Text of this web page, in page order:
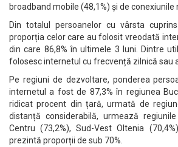
broadband mobile (48,1%) și de conexiunile
Din totalul persoanelor cu vârsta
proporția celor care au folosit vreodată
din care 86,8% în ultimele 3 luni. Dintre
folosesc internetul cu frecvență zilnică sau
Pe regiuni de dezvoltare, ponderea
internetul a fost de 87,3% în regiunea
ridicat procent din țară, urmată de
distanță considerabilă, urmează
Centru (73,2%), Sud-Vest Oltenia
prezintă proporții de sub 70%.